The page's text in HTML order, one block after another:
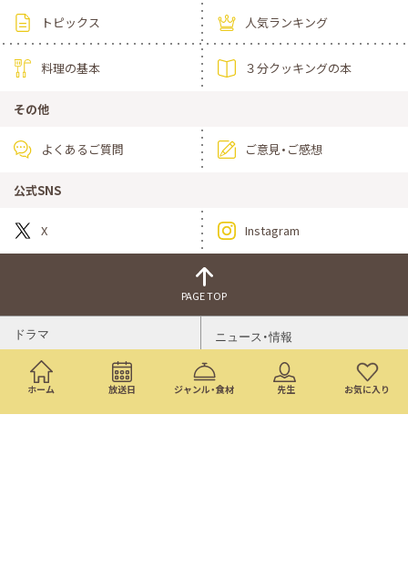
ホーム 放送日 ジャンル・食材 先生 お気に入り
トピックス 人気ランキング
料理の基本 ３分クッキングの本
その他
よくあるご質問 ご意見・ご感想
公式SNS
X Instagram
PAGE TOP
ドラマ ニュース・情報
バラエティ・音楽 映画
スポーツ アニメ